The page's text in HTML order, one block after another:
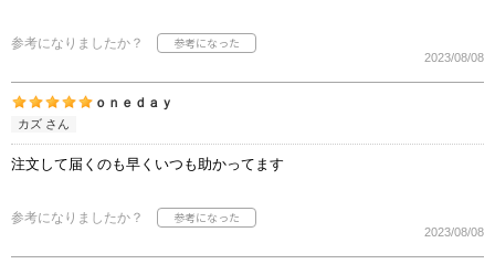
参考になりましたか？
2023/08/08
ｏｎｅｄａｙ
カズ さん
注文して届くのも早くいつも助かってます
参考になりましたか？
2023/08/08